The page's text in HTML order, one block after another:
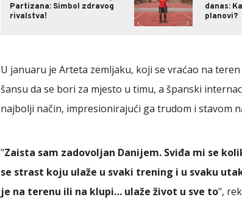
Partizana: Simbol zdravog
rivalstva!
danas:
planovi?
U januaru je Arteta zemljaku, koji se vraćao na
šansu da se bori za mjesto u timu, a španski
najbolji način, impresionirajući ga trudom i stavom
"Zaista sam zadovoljan Danijem. Sviđa mi se
se strast koju ulaže u svaki trening i u svaku
je na terenu ili na klupi… ulaže život u sve to",